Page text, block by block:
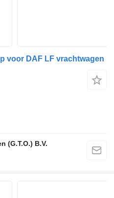
voor DAF LF vrachtwagen
(G.T.O.) B.V.